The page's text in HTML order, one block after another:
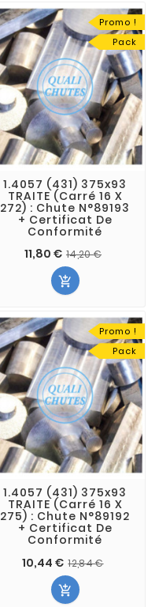
Promo !
Pack
1.4057 (431) 375x93
TRAITE (Carré 16 X
272) : Chute N°89193
+ Certificat De
Conformité
11,80 € 14,20 €

Promo !
Pack
1.4057 (431) 375x93
TRAITE (Carré 16 X
275) : Chute N°89192
+ Certificat De
Conformité
10,44 € 12,84 €
